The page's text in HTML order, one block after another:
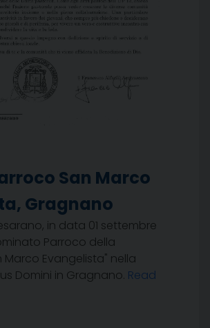
San Marco
Gragnano
in data 01 settembre
Parroco della
Marco Evangelista" nella
Domini in Gragnano. Read